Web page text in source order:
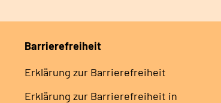
Barrierefreiheit
Erklärung zur Barrierefreiheit
Erklärung zur Barrierefreiheit in